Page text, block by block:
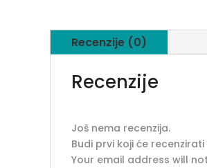
Recenzije (0)
Recenzije
Još nema recenzija.
Budi prvi koji će recenzirati
Your email address will